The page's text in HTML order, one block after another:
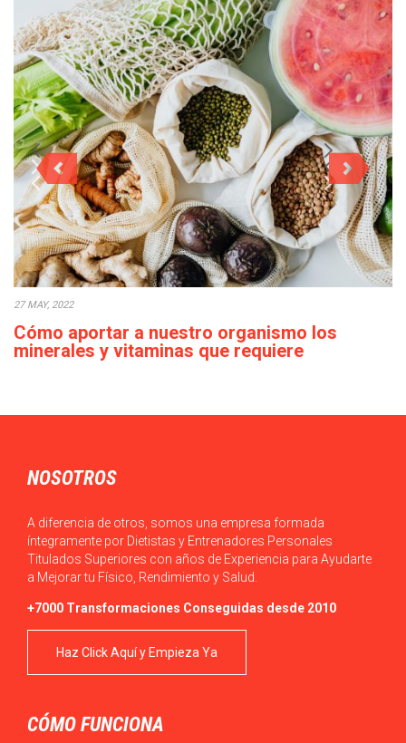
27 MAY, 2022
Cómo aportar a nuestro organismo los
minerales y vitaminas que requiere
NOSOTROS
A diferencia de otros, somos una empresa formada
íntegramente por Dietistas y Entrenadores Personales
Titulados Superiores con años de Experiencia para Ayudarte
a Mejorar tu Físico, Rendimiento y Salud.
+7000 Transformaciones Conseguidas desde 2010
Haz Click Aquí y Empieza Ya
CÓMO FUNCIONA